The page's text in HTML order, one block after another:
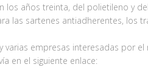
los años treinta, del polietileno y
las sartenes antiadherentes, los
empresas interesadas por el
en el siguiente enlace: